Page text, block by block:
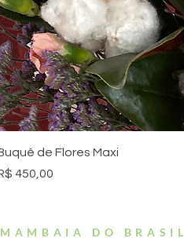
de Flores Maxi
450,00
DO BRASIL